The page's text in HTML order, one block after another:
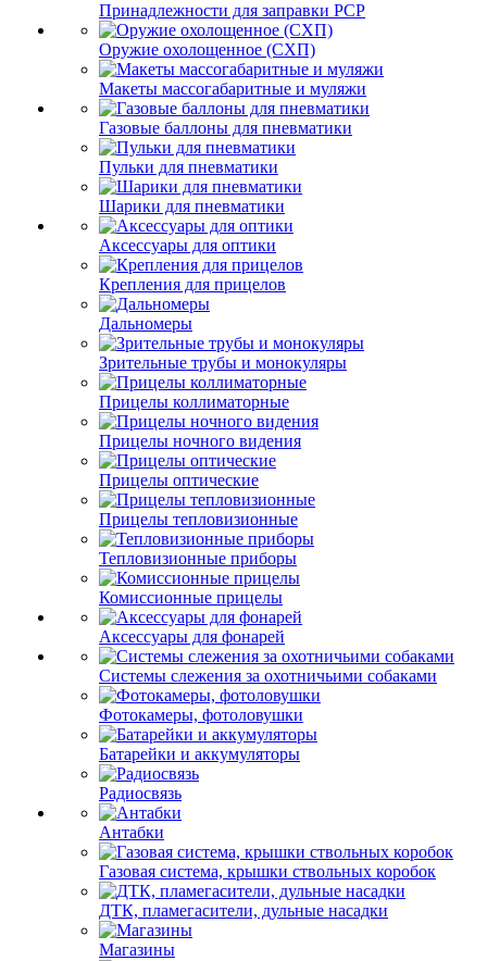
Принадлежности для заправки PCP
Оружие охолощенное (СХП)
Макеты массогабаритные и муляжи
Газовые баллоны для пневматики
Пульки для пневматики
Шарики для пневматики
Аксессуары для оптики
Крепления для прицелов
Дальномеры
Зрительные трубы и монокуляры
Прицелы коллиматорные
Прицелы ночного видения
Прицелы оптические
Прицелы тепловизионные
Тепловизионные приборы
Комиссионные прицелы
Аксессуары для фонарей
Системы слежения за охотничьими собаками
Фотокамеры, фотоловушки
Батарейки и аккумуляторы
Радиосвязь
Антабки
Газовая система, крышки ствольных коробок
ДТК, пламегасители, дульные насадки
Магазины